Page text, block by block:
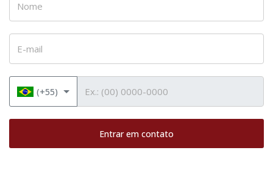
(+55)
Entrar em contato